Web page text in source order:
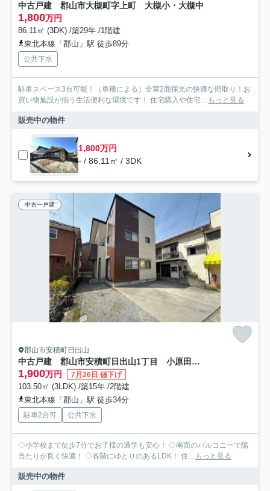
中古戸建 郡山市大槻町字上町 大槻小・大槻中
1,800万円
86.11㎡ (3DK) /築29年 /1階建
東北本線「郡山」駅 徒歩89分
公共下水
駐車スペース3台可能！（車種による）全室2面採光の快適な間取り！お
買い物施設が揃う生活便利な環境です！ 住宅購入や住宅... もっと見る
販売中の物件
1,800万円
- / 86.11㎡ / 3DK
中古一戸建
郡山市安積町日出山
中古戸建 郡山市安積町日出山1丁目 小原田小・小原田中
1,900万円 7月26日 値下げ
103.50㎡ (3LDK) /築15年 /2階建
東北本線「郡山」駅 徒歩34分
駐車2台可 公共下水
◇小学校まで徒歩7分でお子様の通学も安心！ ◇南面のバルコニーで陽
当たりが良く快適！ ◇各階にゆとりのあるLDK！ 住... もっと見る
販売中の物件